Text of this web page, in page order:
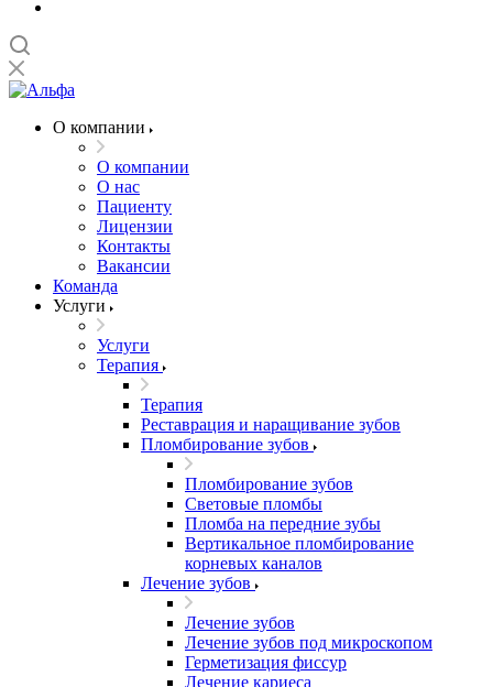
О компании
О компании
О нас
Пациенту
Лицензии
Контакты
Вакансии
Команда
Услуги
Услуги
Терапия
Терапия
Реставрация и наращивание зубов
Пломбирование зубов
Пломбирование зубов
Световые пломбы
Пломба на передние зубы
Вертикальное пломбирование
корневых каналов
Лечение зубов
Лечение зубов
Лечение зубов под микроскопом
Герметизация фиссур
Лечение кариеса